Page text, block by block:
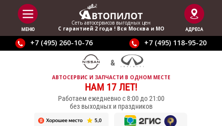
МЕНЮ
Сеть автосервисов выгодныx цен
С гарантией 2 года ! Вся Москва и МО
АДРЕСА
+7 (495) 260-10-76 +7 (495) 118-95-20
АВТОСЕРВИС И ЗАПЧАСТИ В ОДНОМ МЕСТЕ
НАМ 17 ЛЕТ!
Работаем ежедневно с 8:00 до 21:00
без выходных и праздников